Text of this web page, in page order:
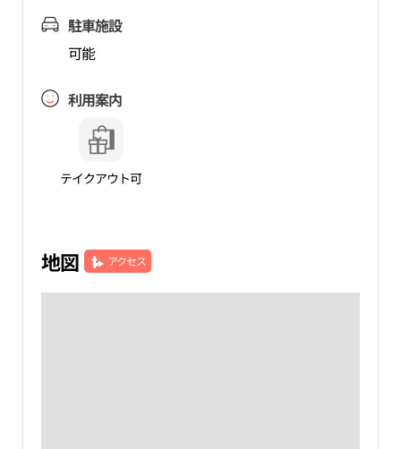
駐車施設
可能
利用案内
テイクアウト可
地図 アクセス